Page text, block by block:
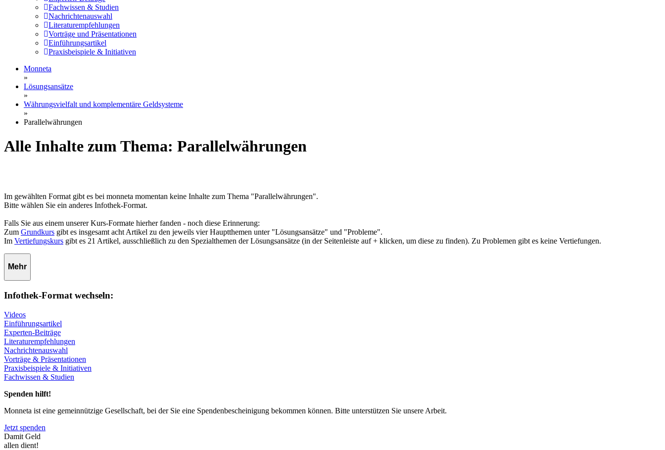
Fachwissen & Studien
Nachrichtenauswahl
Literaturempfehlungen
Vorträge und Präsentationen
Einführungsartikel
Praxisbeispiele & Initiativen
Monneta
»
Lösungsansätze
»
Währungsvielfalt und komplementäre Geldsysteme
»
Parallelwährungen
Alle Inhalte zum Thema: Parallelwährungen
Im gewählten Format gibt es bei monneta momentan keine Inhalte zum Thema "Parallelwährungen".
Bitte wählen Sie ein anderes Infothek-Format.
Falls Sie aus einem unserer Kurs-Formate hierher fanden - noch diese Erinnerung:
Zum Grundkurs gibt es insgesamt acht Artikel zu den jeweils vier Hauptthemen unter "Lösungsansätze" und "Probleme".
Im Vertiefungskurs gibt es 21 Artikel, ausschließlich zu den Spezialthemen der Lösungsansätze (in der Seitenleiste auf + klicken, um diese zu finden). Zu Problemen gibt es keine Vertiefungen.
Mehr
Infothek-Format wechseln:
Videos
Einführungsartikel
Experten-Beiträge
Literaturempfehlungen
Nachrichtenauswahl
Vorträge & Präsentationen
Praxisbeispiele & Initiativen
Fachwissen & Studien
Spenden hilft!
Monneta ist eine gemeinnützige Gesellschaft, bei der Sie eine Spendenbescheinigung bekommen können. Bitte unterstützen Sie unsere Arbeit.
Jetzt spenden
Damit Geld
allen dient!